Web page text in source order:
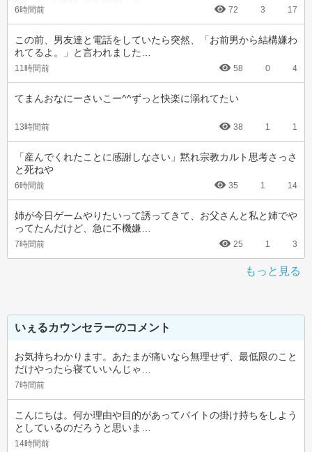
6時間前 72 3 17
この前、男友達と電話をしていたら突然、「お前男から結構嫌わ
れてるよ。」と言われました…
11時間前 58 0 4
てまんおなにーさいこー^^ずっと快楽に溺れてたい
13時間前 38 1 1
「産んでくれたことに感謝しなさい」黙れ宗教カルト思考さっさ
と死ねや
6時間前 35 1 14
姉が今日ゲームやりたいって誘ってきて、お父さんと私と姉でや
ってたんだけど、急に不機嫌…
7時間前 25 1 3
もっと見る
いぇるカウンセラーのコメント
お気持ちわかります。あたまが痛いなら無理せず、最低限のこと
だけやったら寝ていいんじゃ…
7時間前
こんにちは。何か理由や目的があってバイトの掛け持ちをしよう
としているのだろうと思いま…
14時間前